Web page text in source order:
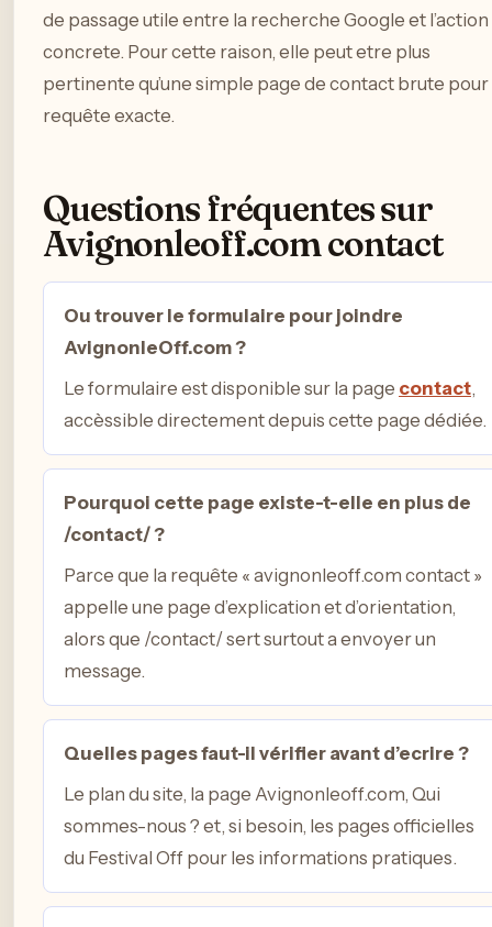
de passage utile entre la recherche Google et l’action
concrete. Pour cette raison, elle peut etre plus
pertinente qu’une simple page de contact brute pour
requête exacte.
Questions fréquentes sur
Avignonleoff.com contact
Ou trouver le formulaire pour joindre
AvignonleOff.com ?
Le formulaire est disponible sur la page contact,
accèssible directement depuis cette page dédiée.
Pourquoi cette page existe-t-elle en plus de
/contact/ ?
Parce que la requête « avignonleoff.com contact »
appelle une page d’explication et d’orientation,
alors que /contact/ sert surtout a envoyer un
message.
Quelles pages faut-il vérifier avant d’ecrire ?
Le plan du site, la page Avignonleoff.com, Qui
sommes-nous ? et, si besoin, les pages officielles
du Festival Off pour les informations pratiques.